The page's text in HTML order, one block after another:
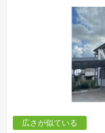
の一例であって、プランの採用可
※土地（建築条件なし）で「建物
負会社によるもので、当該建築請
とは限りません。また建築請負会
※建築条件付き土地とは、その土
ことを条件として売買される土地
協議するため、土地購入者が自己
交渉期間が設定され、その期間内
します。なお、この期間は概ね3
負契約が成立しない場合、土地売
手付金など）は名目のいかんに関
※「本体価格」とは、課税対象物
合計額を指します。
広さが似ている